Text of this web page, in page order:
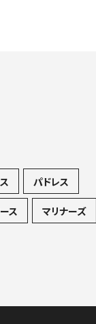
パドレス
ス マリナーズ